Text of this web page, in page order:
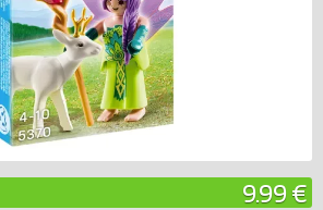
9.99 €